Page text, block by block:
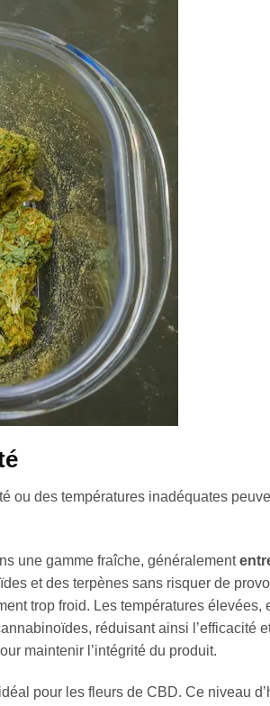
ou des températures inadéquates
une gamme fraîche, généralement
et des terpènes sans risquer de
trop froid. Les températures élevées,
réduisant ainsi l’efficacité
maintenir l’intégrité du produit.
pour les fleurs de CBD. Ce niveau